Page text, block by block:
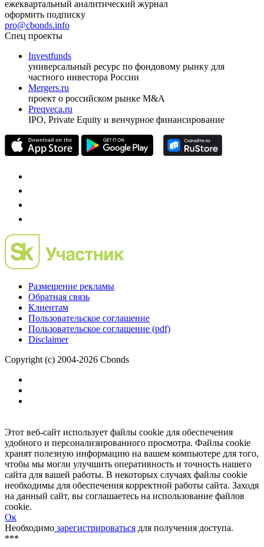
ежеквартальный аналитический журнал
оформить подписку
pro@cbonds.info
Спец проекты
Investfunds
универсальный ресурс по фондовому рынку для
частного инвестора России
Mergers.ru
проект о российском рынке M&A
Preqveca.ru
IPO, Private Equity и венчурное финансирование
Размещение рекламы
Обратная связь
Клиентам
Пользовательское соглашение
Пользовательское соглашение (pdf)
Disclaimer
Copyright (c) 2004-2026 Cbonds
Этот веб-сайт использует файлы cookie для обеспечения
удобного и персонализированного просмотра. Файлы cookie
хранят полезную информацию на вашем компьютере для того,
чтобы мы могли улучшить оперативность и точность нашего
сайта для вашей работы. В некоторых случаях файлы cookie
необходимы для обеспечения корректной работы сайта. Заходя
на данный сайт, вы соглашаетесь на использование файлов
cookie.
Ок
Необходимо зарегистрироваться для получения доступа.
***